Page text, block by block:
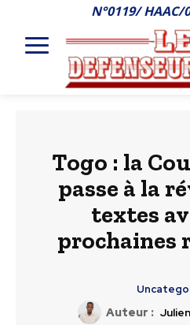
N°0119/
Togo : la
passe à la
textes
prochaines
Auteur :